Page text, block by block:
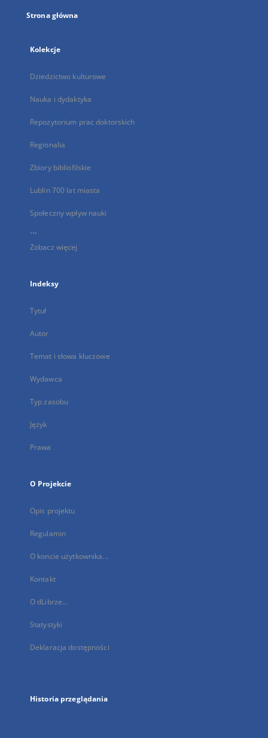
Strona główna
Kolekcje
Dziedzictwo kulturowe
Nauka i dydaktyka
Repozytorium prac doktorskich
Regionalia
Zbiory bibliofilskie
Lublin 700 lat miasta
Społeczny wpływ nauki
...
Zobacz więcej
Indeksy
Tytuł
Autor
Temat i słowa kluczowe
Wydawca
Typ zasobu
Język
Prawa
O Projekcie
Opis projektu
Regulamin
O koncie użytkownika...
Kontakt
O dLibrze...
Statystyki
Deklaracja dostępności
Historia przeglądania